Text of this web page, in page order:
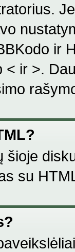
ir
< ir >.
šioje
su